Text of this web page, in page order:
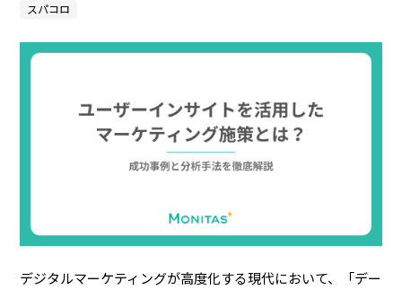
スパコロ
デジタルマーケティングが高度化する現代において、「デー